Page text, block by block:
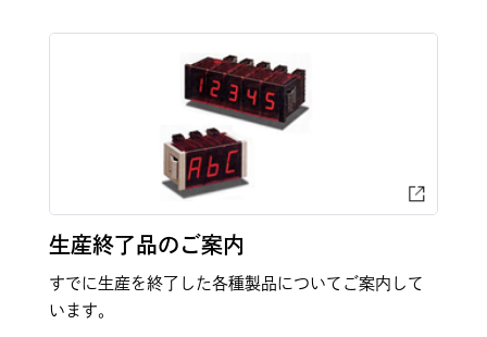
生産終了品のご案内
すでに生産を終了した各種製品についてご案内して
います。